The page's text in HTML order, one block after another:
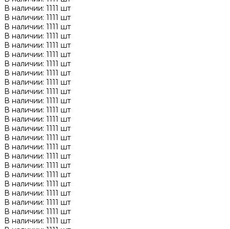
В наличии: 1111 шт
В наличии: 1111 шт
В наличии: 1111 шт
В наличии: 1111 шт
В наличии: 1111 шт
В наличии: 1111 шт
В наличии: 1111 шт
В наличии: 1111 шт
В наличии: 1111 шт
В наличии: 1111 шт
В наличии: 1111 шт
В наличии: 1111 шт
В наличии: 1111 шт
В наличии: 1111 шт
В наличии: 1111 шт
В наличии: 1111 шт
В наличии: 1111 шт
В наличии: 1111 шт
В наличии: 1111 шт
В наличии: 1111 шт
В наличии: 1111 шт
В наличии: 1111 шт
В наличии: 1111 шт
В наличии: 1111 шт